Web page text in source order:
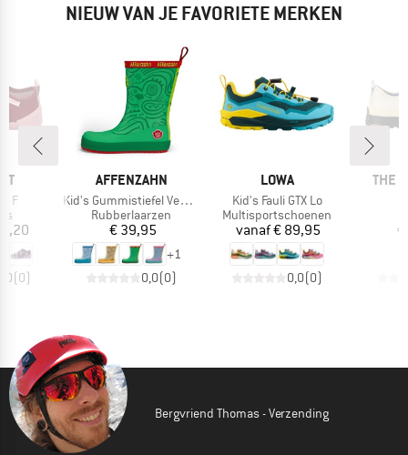
NIEUW VAN JE FAVORIETE MERKEN
F
(0)
MERK
AFFENZAHN
Artikel
Kid's Gummistiefel Vegan Plashy
Productgroep
Rubberlaarzen
Prijs
€ 39,95
+1
0,0(0)
MERK
LOWA
Artikel
Kid's Fauli GTX Lo
Productgroep
Multisportschoenen
Prijs
vanaf€ 89,95
0,0(0)
MERK
THE
€
Bergvriend Thomas - Verzending